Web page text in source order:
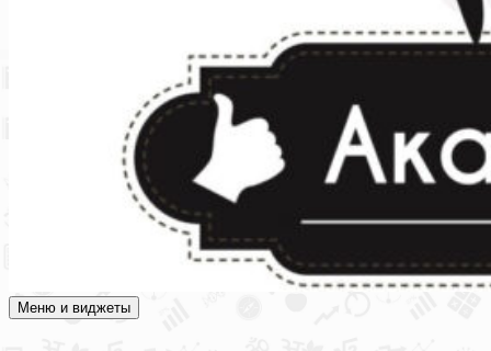
Академия СОВА
Подготовка к ЕГЭ, ОГЭ, ВПР, МЦКО, СтатГрад, КДР, ВОШ,
Меню и виджеты